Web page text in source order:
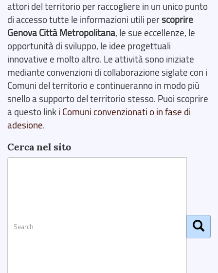
attori del territorio per raccogliere in un unico punto
di accesso tutte le informazioni utili perscoprire
Genova Città Metropolitana, le sue eccellenze, le
opportunità di sviluppo, le idee progettuali
innovative e molto altro. Le attività sono iniziate
mediante convenzioni di collaborazione siglate con i
Comuni del territorio e continueranno in modo più
snello a supporto del territorio stesso. Puoi scoprire
a questo link i Comuni convenzionati o in fase di
adesione.
Cerca nel sito